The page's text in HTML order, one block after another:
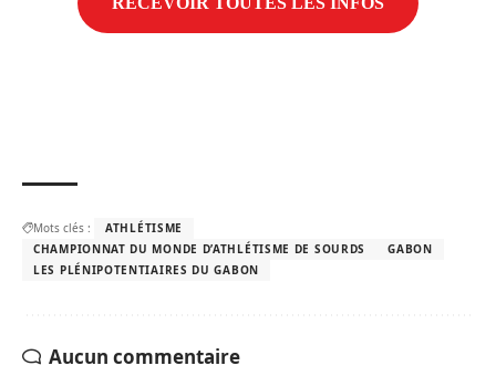
Mots clés :
ATHLÉTISME
CHAMPIONNAT DU MONDE D’ATHLÉTISME DE SOURDS
GABON
LES PLÉNIPOTENTIAIRES DU GABON
Aucun commentaire